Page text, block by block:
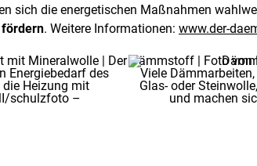
sich die energetischen Maßnahmen
fördern. Weitere Informationen: www.der-
Energiebedarf des
Heizung mit
schulzfoto –
Viele
Glas- oder
und machen